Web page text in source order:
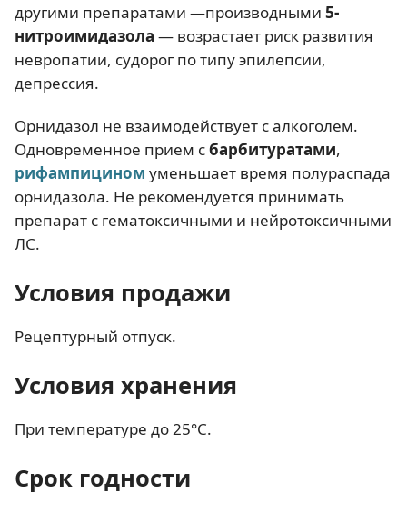
другими препаратами —производными 5-
нитроимидазола — возрастает риск развития
невропатии, судорог по типу эпилепсии,
депрессия.
Орнидазол не взаимодействует с алкоголем.
Одновременное прием сбарбитуратами,
рифампицином уменьшает время полураспада
орнидазола. Не рекомендуется принимать
препарат с гематоксичными и нейротоксичными
ЛС.
Условия продажи
Рецептурный отпуск.
Условия хранения
При температуре до 25°C.
Срок годности